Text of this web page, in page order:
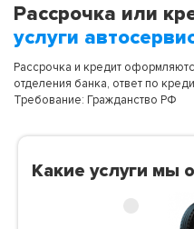
Рассрочка или
услуги
Рассрочка и кредит
отделения банка, ответ по
Требование: Гражданство РФ
Какие услуги мы